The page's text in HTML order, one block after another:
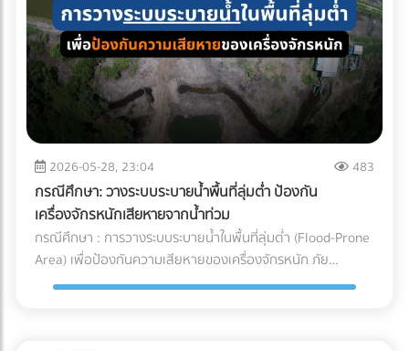
จะเหมือนเดิมทุกรอบการผลิต ยืดอายุการจัดเก็บ (Extended
Shelf Life): มัทฉะที่ถูกควบคุมอุณหภูมิมาอย่างดีตั้งแต่ต้นทาง
จะมีอายุการจัดเก็บในคลังสินค้าของโรงงานได้นานขึ้น ช่วยให้ฝ่าย
จัดซื้อบริหารจัดการรอบการสั่งซื้อ (Lead Time) ได้อย่างยืดหยุ่น
บทสรุป คุณภาพของเครื่องดื่มหรืออาหารรสมัทฉะ ไม่ได้เริ่มต้นที่
สายพานการผลิตในโรงงาน แต่เริ่มต้นตั้งแต่การเลือกใช้วัตถุดิบ
และการบริหารจัดการ Supply Chain สำหรับองค์กรและโรงงานผู้
ผลิต การทำความเข้าใจระบบ Cold Chain Logistics และการ
เลือกพาร์ทเนอร์ผู้นำเข้าที่มีมาตรฐานการควบคุมอุณหภูมิที่
รัดกุมและสามารถตรวจสอบย้อนกลับได้ (Traceability) จึงเป็น
กลยุทธ์สำคัญที่จะช่วยปกป้องคุณภาพของสินค้า รักษากำไร และ
สร้างความไว้วางใจให้กับผู้บริโภคได้อย่างยั่งยืน
พื้นผิวที่เรียบ ไม่มีหลุมบ่อ และไม่มีเศษขยะบดบังเซนเซอร์ที่ตัวรถ
กำหนดทางวิ่งและจัดระเบียบ Traffic: ต้องระบุเส้นทางการวิ่งของ
AGV ให้ชัดเจน โดยเว้นระยะห่างจากทางเดินของมนุษย์
(Pedestrian Walkway) อย่างน้อย 0.5 เมตรตามมาตรฐาน และ
ต้องมีป้ายเตือนในจุดตัดหรือทางแยกที่หุ่นยนต์ต้องวิ่งผ่าน จัด
พื้นที่สถานีชาร์จไฟอัตโนมัติ (Charging Zone): รถ AGV ยุคใหม่
จะวิ่งกลับไปชาร์จแบตเตอรี่เองเมื่อแบตใกล้หมด พื้นที่นี้ต้องมีการ
ระบายอากาศที่ดีเนื่องจากมีความร้อนสูง และต้องติดตั้งระบบตัด
ไฟฉุกเฉิน ตรวจสอบระบบเซนเซอร์กันชน (Safety Laser
Scanner): ก่อนปล่อยรถวิ่งจริง ต้องทดสอบระบบตรวจจับสิ่ง
กีดขวางของรถ AGV ว่าสามารถเบรกหรือชะลอความเร็วได้ทัน
ท่วงทีเมื่อมีพนักงานเดินตัดหน้าตาม มาตรฐานความปลอดภัย
AGV ISO 3691-4 กำลังมองหาผู้เชี่ยวชาญด้านระบบ AGV หรือ
อยากเปลี่ยนคลังสินค้าเป็น Smart Warehouse? ค้นหาและ
2026-05-28, 23:04 483
กรณีศึกษา: วางระบบระบายน้ำพื้นที่ลุ่มต่ำ ป้องกัน
เครื่องจักรหนักเสียหายจากน้ำท่วม
กรณีศึกษา : การวางระบบระบายน้ำในพื้นที่ลุ่มต่ำ (Flood-Prone
Area) เพื่อป้องกันความเสียหายของเครื่องจักรหนัก ภัย
ธรรมชาติและฝนตกหนัก เป็นฝันร้ายของผู้รับเหมาและเจ้าของ